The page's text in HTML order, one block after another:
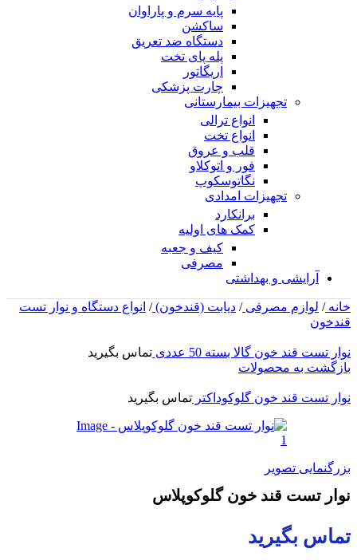
پایه سرم و پاراوان
ساکشن
دستگاه ضد تعریق
پله پای تخت
اریگاتور
چارت پزشکی
تجهیزات بیمارستانی
انواع ترالی
انواع تخت
قلب و عروق
فور و اتوکلاو
نگاتوسکوپ
تجهیزات امدادی
برانکارد
کمک های اولیه
کیف و جعبه
مصرفی
آرایشی و بهداشتی
خانه/ لوازم مصرفی/ دیابت (قندخون)/ انواع دستگاه و نوار تست
قندخون
نوار تست قند خون گالا بسته 50 عددی
تماس بگیرید
بازگشت به محصولات
نوار تست قند خون گلوکوداکتر تماس بگیرید
بزرگنمایی تصویر
نوار تست قند خون گلوکوپلاس
تماس بگیرید